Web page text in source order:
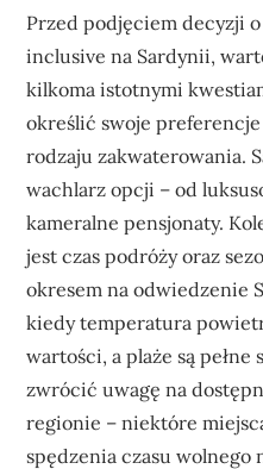
Przed podjęciem decyzji
inclusive na Sardynii,
kilkoma istotnymi
określić swoje
rodzaju zakwaterowania.
wachlarz opcji – od
kameralne pensjonaty.
jest czas podróży oraz
okresem na odwiedzenie
kiedy temperatura
wartości, a plaże są pełne
zwrócić uwagę na
regionie – niektóre
spędzenia czasu wolnego